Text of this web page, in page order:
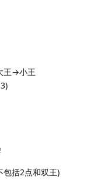
王→小王
括2点和双王)